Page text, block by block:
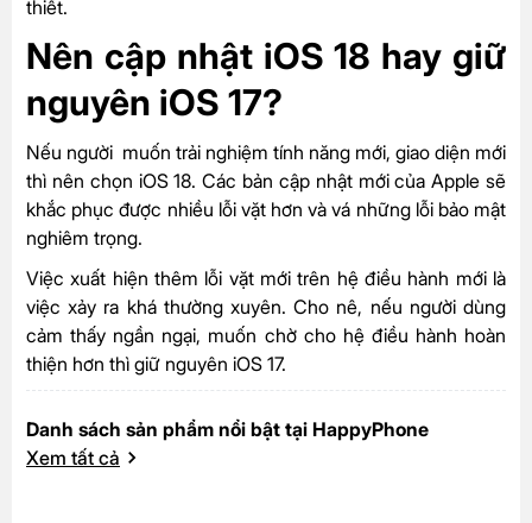
thiết.
Nên cập nhật iOS 18 hay giữ
nguyên iOS 17?
Nếu người muốn trải nghiệm tính năng mới, giao diện mới
thì nên chọn iOS 18. Các bản cập nhật mới của Apple sẽ
khắc phục được nhiều lỗi vặt hơn và vá những lỗi bảo mật
nghiêm trọng.
Việc xuất hiện thêm lỗi vặt mới trên hệ điều hành mới là
việc xảy ra khá thường xuyên. Cho nê, nếu người dùng
cảm thấy ngần ngại, muốn chờ cho hệ điều hành hoàn
thiện hơn thì giữ nguyên iOS 17.
Danh sách sản phẩm nổi bật tại HappyPhone
Xem tất cả